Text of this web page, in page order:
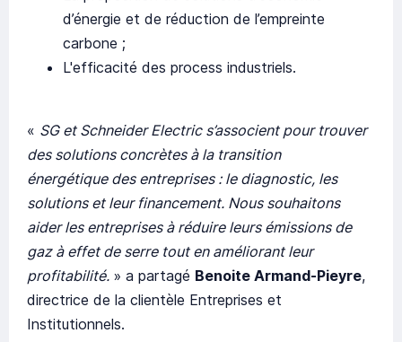
d’énergie et de réduction de l’empreinte
carbone ;
L'efficacité des process industriels.
« SG et Schneider Electric s’associent pour trouver
des solutions concrètes à la transition
énergétique des entreprises : le diagnostic, les
solutions et leur financement. Nous souhaitons
aider les entreprises à réduire leurs émissions de
gaz à effet de serre tout en améliorant leur
profitabilité. » a partagé Benoite Armand-Pieyre,
directrice de la clientèle Entreprises et
Institutionnels.